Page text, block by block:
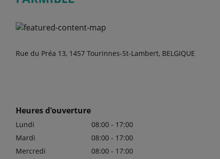
Rue du Préa 13, 1457 Tourinnes-St-Lambert, BELGIQUE
Heures d'ouverture
Lundi
08:00 - 17:00
Mardi
08:00 - 17:00
Mercredi
08:00 - 17:00